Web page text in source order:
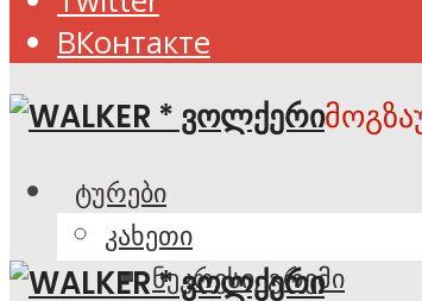
ВКонтакте
ტურები
კახეთი
ნეკრესი, გრემი